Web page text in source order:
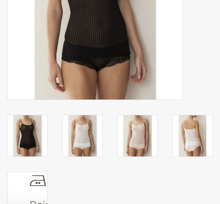
Huis en nacht kledij ( HEREN
Bag - tas
Kledij
Stof per meter
GESCHENK ARTIKELEN